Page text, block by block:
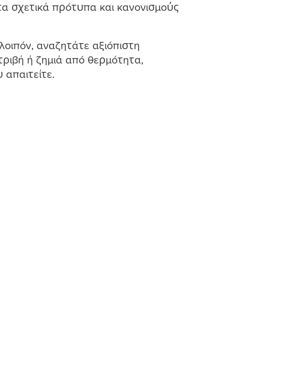
σχετικά πρότυπα και κανονισμούς
αναζητάτε αξιόπιστη
ή ζημιά από θερμότητα,